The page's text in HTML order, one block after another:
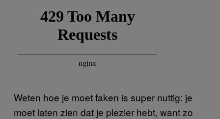
Weten hoe je moet faken is super nuttig: je
moet laten zien dat je plezier hebt, want zo